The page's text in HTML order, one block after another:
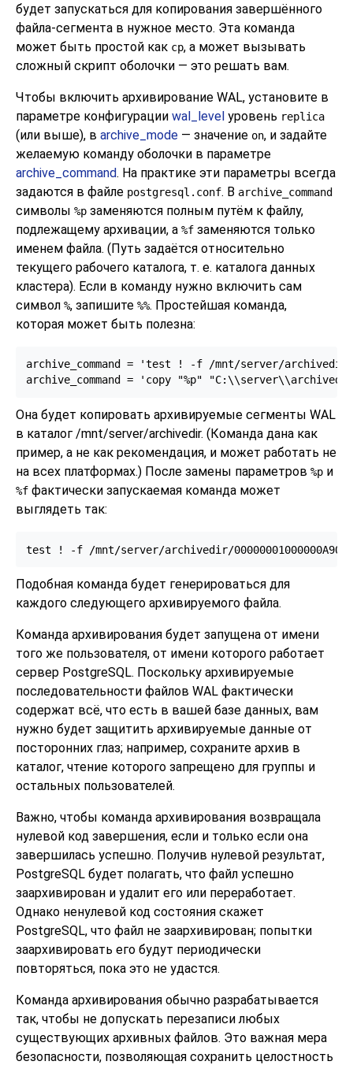
будет запускаться для копирования завершённого
файла-сегмента в нужное место. Эта команда
может быть простой как cp, а может вызывать
сложный скрипт оболочки — это решать вам.
Чтобы включить архивирование WAL, установите в
параметре конфигурации wal_level уровень replica
(или выше), в archive_mode — значение on, и задайте
желаемую команду оболочки в параметре
archive_command. На практике эти параметры всегда
задаются в файле postgresql.conf. В archive_command
символы %p заменяются полным путём к файлу,
подлежащему архивации, а %f заменяются только
именем файла. (Путь задаётся относительно
текущего рабочего каталога, т. е. каталога данных
кластера). Если в команду нужно включить сам
символ %, запишите %%. Простейшая команда,
которая может быть полезна:
archive_command = 'test ! -f /mnt/server/
archive_command = 'copy "%p"
Она будет копировать архивируемые сегменты WAL
в каталог /mnt/server/archivedir. (Команда дана как
пример, а не как рекомендация, и может работать не
на всех платформах.) После замены параметров %p и
%f фактически запускаемая команда может
выглядеть так:
test ! -f /mnt/server/archivedir/
Подобная команда будет генерироваться для
каждого следующего архивируемого файла.
Команда архивирования будет запущена от имени
того же пользователя, от имени которого работает
сервер PostgreSQL. Поскольку архивируемые
последовательности файлов WAL фактически
содержат всё, что есть в вашей базе данных, вам
нужно будет защитить архивируемые данные от
посторонних глаз; например, сохраните архив в
каталог, чтение которого запрещено для группы и
остальных пользователей.
Важно, чтобы команда архивирования возвращала
нулевой код завершения, если и только если она
завершилась успешно. Получив нулевой результат,
PostgreSQL будет полагать, что файл успешно
заархивирован и удалит его или переработает.
Однако ненулевой код состояния скажет
PostgreSQL, что файл не заархивирован; попытки
заархивировать его будут периодически
повторяться, пока это не удастся.
Команда архивирования обычно разрабатывается
так, чтобы не допускать перезаписи любых
существующих архивных файлов. Это важная мера
безопасности, позволяющая сохранить целостность